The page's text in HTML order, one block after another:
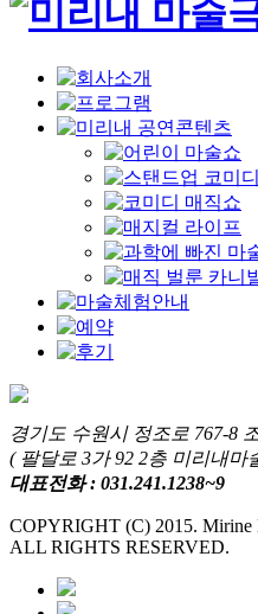
경기도 수원시 정조로 767-8
( 팔달로 3가 92 2층 미리내마
대표전화 : 031.241.1238~9
COPYRIGHT (C) 2015. Mirine
ALL RIGHTS RESERVED.